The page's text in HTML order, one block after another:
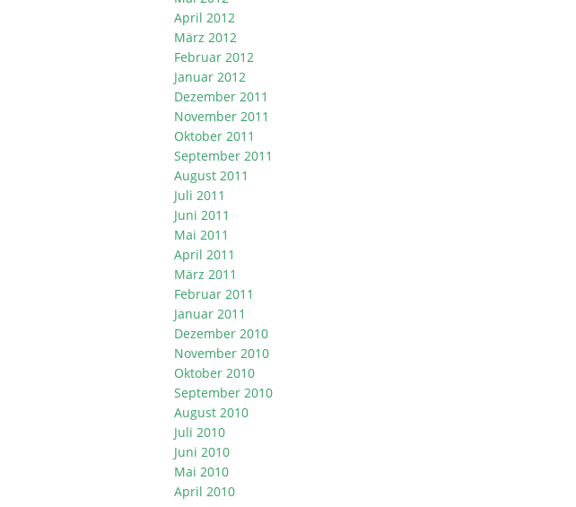
April 2012
März 2012
Februar 2012
Januar 2012
Dezember 2011
November 2011
Oktober 2011
September 2011
August 2011
Juli 2011
Juni 2011
Mai 2011
April 2011
März 2011
Februar 2011
Januar 2011
Dezember 2010
November 2010
Oktober 2010
September 2010
August 2010
Juli 2010
Juni 2010
Mai 2010
April 2010